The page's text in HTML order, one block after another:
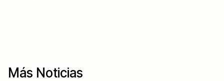
Más Noticias